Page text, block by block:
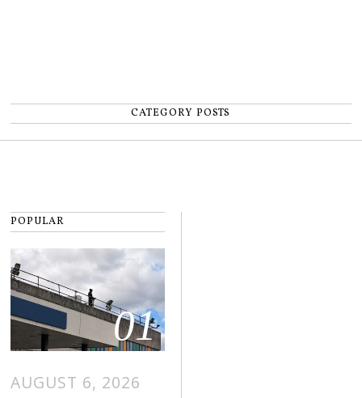
CATEGORY POSTS
POPULAR
01
AUGUST 6, 2026